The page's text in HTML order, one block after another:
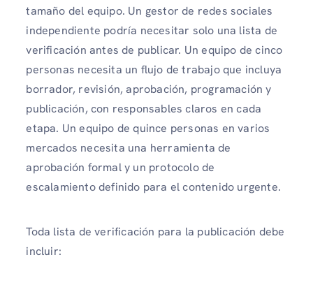
tamaño del equipo. Un gestor de redes sociales
independiente podría necesitar solo una lista de
verificación antes de publicar. Un equipo de cinco
personas necesita un flujo de trabajo que incluya
borrador, revisión, aprobación, programación y
publicación, con responsables claros en cada
etapa. Un equipo de quince personas en varios
mercados necesita una herramienta de
aprobación formal y un protocolo de
escalamiento definido para el contenido urgente.
Toda lista de verificación para la publicación debe
incluir: